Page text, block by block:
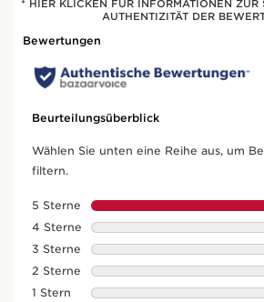
* HIER KLICKEN FÜR INFORMATIONEN ZUR
AUTHENTIZITÄT DER